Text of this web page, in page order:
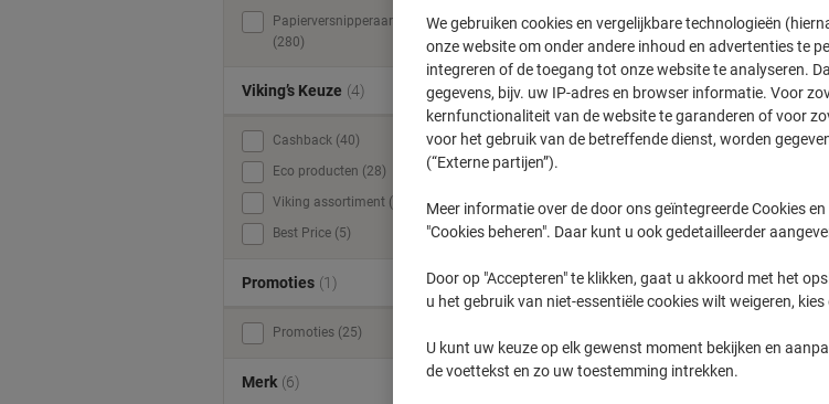
Persoonlijk & Home
Office ›
Klein Kantoor ›
Ontdek het uitgebreide Viking assortiment aan
Onze selectie omvat diverse Eco producten en
Papierversnipperaars
(280)
Viking’s Keuze (4)
Cashback (40)
Eco producten (28)
Viking assortiment (5)
Best Price (5)
Promoties (1)
Promoties (25)
Merk (6)
We gebruiken cookies en vergelijkbare technologieën
onze website om onder andere inhoud en advertenties te
integreren of de toegang tot onze website te analyseren.
gegevens, bijv. uw IP-adres en browser informatie. Voor
kernfunctionaliteit van de website te garanderen of voor
voor het gebruik van de betreffende dienst, worden
(“Externe partijen”).
Meer informatie over de door ons geïntegreerde Cookies
"Cookies beheren". Daar kunt u ook gedetailleerder
Door op "Accepteren" te klikken, gaat u akkoord met het
u het gebruik van niet-essentiële cookies wilt weigeren, kies
U kunt uw keuze op elk gewenst moment bekijken en
de voettekst en zo uw toestemming intrekken.